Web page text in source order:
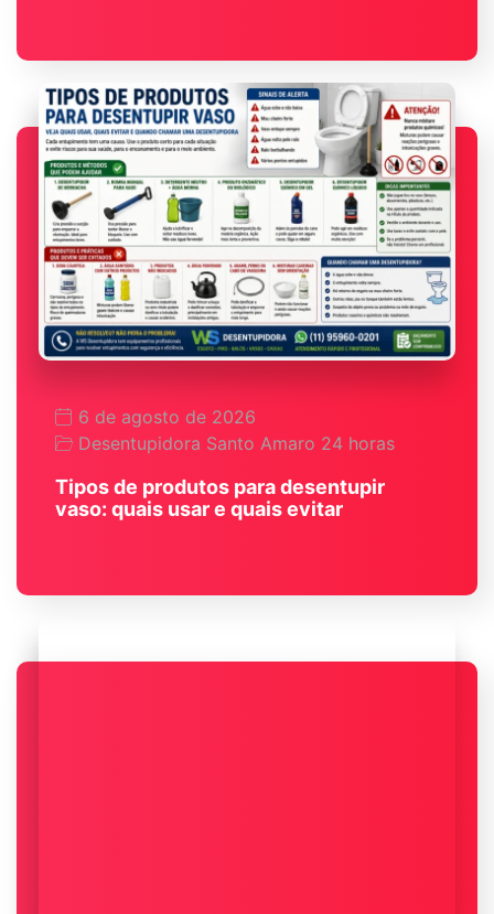
6 de agosto de 2026
Desentupidora Santo Amaro 24 horas
Tipos de produtos para desentupir
vaso: quais usar e quais evitar